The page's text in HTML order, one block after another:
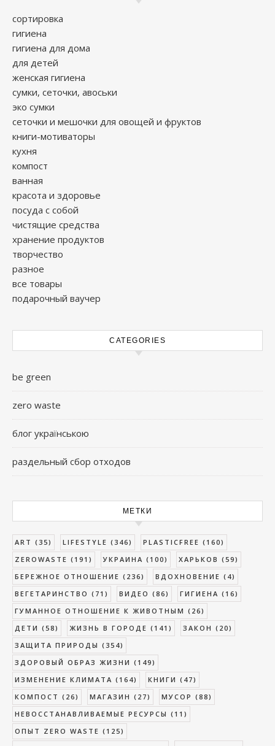
сортировка
гигиена
гигиена для дома
для детей
женская гигиена
сумки, сеточки, авоськи
эко сумки
сеточки и мешочки для овощей и фруктов
книги-мотиваторы
кухня
компост
ванная
красота и здоровье
посуда с собой
чистящие средства
хранение продуктов
творчество
разное
все товары
подарочный ваучер
CATEGORIES
be green
zero waste
блог українською
раздельный сбор отходов
МЕТКИ
ART (35) LIFESTYLE (346) PLASTICFREE (160)
ZEROWASTE (191) УКРАИНА (100) ХАРЬКОВ (59)
БЕРЕЖНОЕ ОТНОШЕНИЕ (236) ВДОХНОВЕНИЕ (4)
ВЕГЕТАРИНСТВО (71) ВИДЕО (86) ГИГИЕНА (16)
ГУМАННОЕ ОТНОШЕНИЕ К ЖИВОТНЫМ (26)
ДЕТИ (58) ЖИЗНЬ В ГОРОДЕ (141) ЗАКОН (20)
ЗАЩИТА ПРИРОДЫ (354)
ЗДОРОВЫЙ ОБРАЗ ЖИЗНИ (149)
ИЗМЕНЕНИЕ КЛИМАТА (164) КНИГИ (47)
КОМПОСТ (26) МАГАЗИН (27) МУСОР (88)
НЕВОССТАНАВЛИВАЕМЫЕ РЕСУРСЫ (11)
ОПЫТ ZERO WASTE (125)